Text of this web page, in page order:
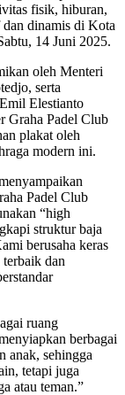
fisik, hiburan,
dan dinamis di Kota
14 Juni 2025.
oleh Menteri
serta
Elestianto
Graha Padel Club
plakat oleh
modern ini.
Padel Club
“high
struktur baja
berusaha keras
dan
ruang
berbagai
anak, sehingga
tetapi juga
atau teman.”